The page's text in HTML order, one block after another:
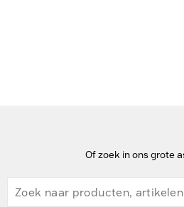
Of zoek in ons grote